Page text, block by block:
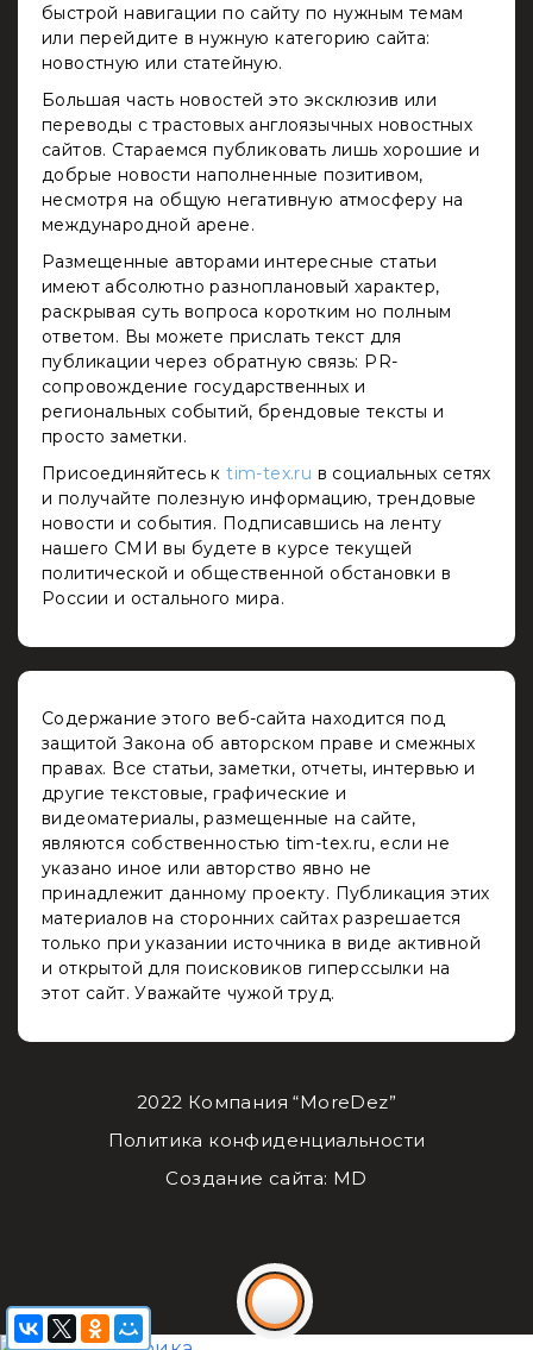
быстрой навигации по сайту по нужным темам
или перейдите в нужную категорию сайта:
новостную или статейную.
Большая часть новостей это эксклюзив или
переводы с трастовых англоязычных новостных
сайтов. Стараемся публиковать лишь хорошие и
добрые новости наполненные позитивом,
несмотря на общую негативную атмосферу на
международной арене.
Размещенные авторами интересные статьи
имеют абсолютно разноплановый характер,
раскрывая суть вопроса коротким но полным
ответом. Вы можете прислать текст для
публикации через обратную связь: PR-
сопровождение государственных и
региональных событий, брендовые тексты и
просто заметки.
Присоединяйтесь кtim-tex.ru в социальных сетях
и получайте полезную информацию, трендовые
новости и события. Подписавшись на ленту
нашего СМИ вы будете в курсе текущей
политической и общественной обстановки в
России и остального мира.
Содержание этого веб-сайта находится под
защитой Закона об авторском праве и смежных
правах. Все статьи, заметки, отчеты, интервью и
другие текстовые, графические и
видеоматериалы, размещенные на сайте,
являются собственностью tim-tex.ru, если не
указано иное или авторство явно не
принадлежит данному проекту. Публикация этих
материалов на сторонних сайтах разрешается
только при указании источника в виде активной
и открытой для поисковиков гиперссылки на
этот сайт. Уважайте чужой труд.
2022 Компания “MoreDez”
Политика конфиденциальности
Создание сайта: MD